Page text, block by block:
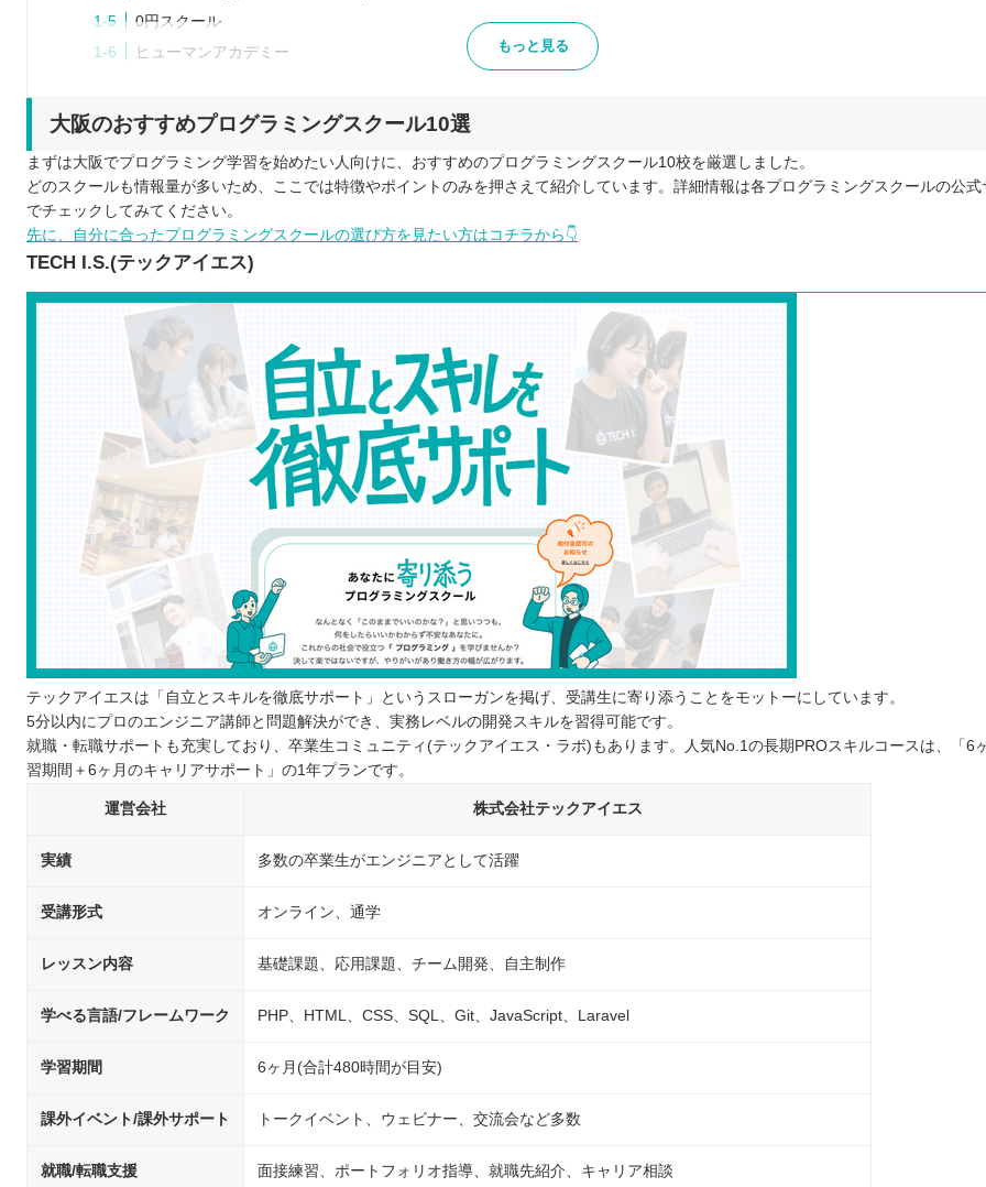
0円スクール
ヒューマンアカデミー
KENスクール
パソコン教室アビバ
noa
プログラミングスクールを選ぶ5つのポイント
1)自分の目的に合っているか
4)就職・転職のサポート体制は万全か
5)料金や規約は適切か
プログラミングスクールで学習するメリット
効率のよいプログラミング学習ができる
自力では理解しにくいところを質問できる
ポートフォリオを制作できる
エンジニアに必要なスキルが幅広く学べる
プログラミングスクールで学ぶ際の注意点
プログラムを学ぶ目的を明確にする
継続して学習できるかよく検討する
無料体験などで学びやすいか確認する
大阪で自分に合ったプログラミングスクールを選ぼう！
もっと見る
大阪のおすすめプログラミングスクール10選
まずは大阪でプログラミング学習を始めたい人向けに、おすすめのプログラミングスクール10校を厳選しました。
どのスクールも情報量が多いため、ここでは特徴やポイントのみを押さえて紹介しています。詳細情報は各プログラミングスクールの公式
でチェックしてみてください。
先に、自分に合ったプログラミングスクールの選び方を見たい方はコチラから👇
TECH I.S.(テックアイエス)
テックアイエスは「自立とスキルを徹底サポート」というスローガンを掲げ、受講生に寄り添うことをモットーにしています。
5分以内にプロのエンジニア講師と問題解決ができ、実務レベルの開発スキルを習得可能です。
就職・転職サポートも充実しており、卒業生コミュニティ(テックアイエス・ラボ)もあります。人気No.1の長期PROスキルコースは、「6
習期間＋6ヶ月のキャリアサポート」の1年プランです。
運営会社 株式会社テックアイエス
実績 多数の卒業生がエンジニアとして活躍
受講形式 オンライン、通学
レッスン内容 基礎課題、応用課題、チーム開発、自主制作
学べる言語/フレームワーク PHP、HTML、CSS、SQL、Git、JavaScript、Laravel
学習期間 6ヶ月(合計480時間が目安)
課外イベント/課外サポート トークイベント、ウェビナー、交流会など多数
就職/転職支援 面接練習、ポートフォリオ指導、就職先紹介、キャリア相談